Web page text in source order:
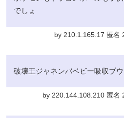
でしょ
by 210.1.165.17 匿名
破壊王ジャネンバベビー吸収ブウ
by 220.144.108.210 匿名